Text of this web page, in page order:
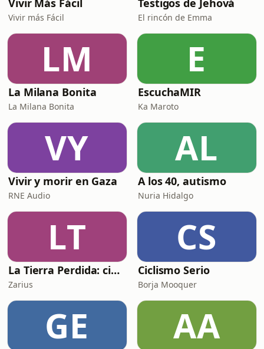
Vivir Más Fácil
Vivir más Fácil
Testigos de Jehová
El rincón de Emma
LM
La Milana Bonita
La Milana Bonita
E
EscuchaMIR
Ka Maroto
VY
Vivir y morir en Gaza
RNE Audio
AL
A los 40, autismo
Nuria Hidalgo
LT
La Tierra Perdida: ciencia ficción épica en audio
Zarius
CS
Ciclismo Serio
Borja Mooquer
GE AA